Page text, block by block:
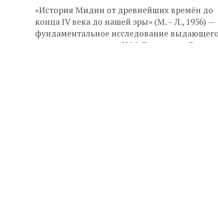
«История Мидии от древнейших времён до
конца IV века до нашей эры» (М. – Л., 1956) —
фундаментальное исследование
советского историка И.М. Дьяконова. В